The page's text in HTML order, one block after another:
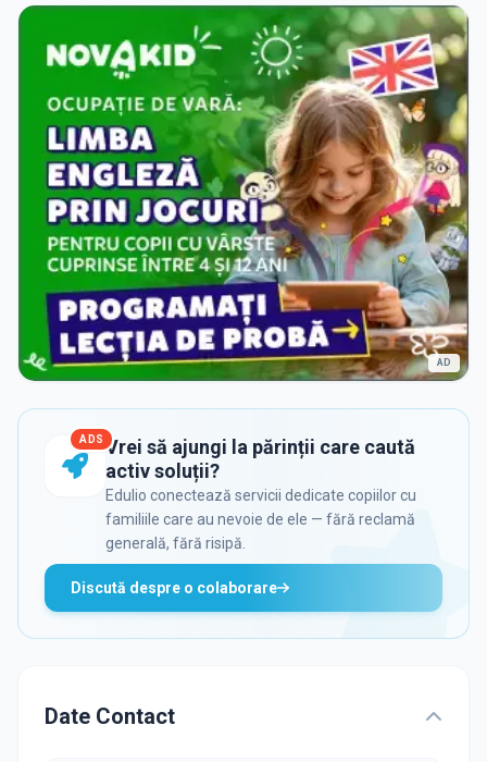
AD
ADS Vrei să ajungi la părinții care caută
activ soluții?
Edulio conectează servicii dedicate copiilor cu
familiile care au nevoie de ele — fără reclamă
generală, fără risipă.
Discută despre o colaborare
Date Contact